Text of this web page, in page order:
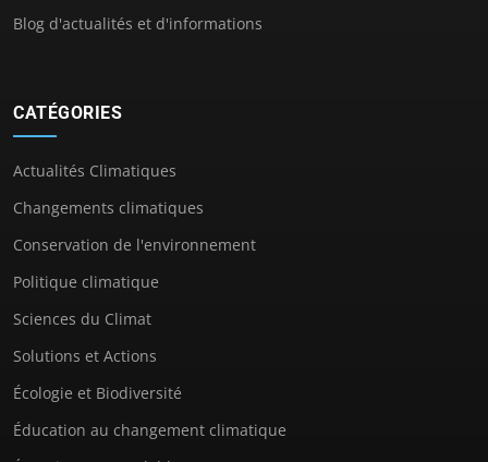
Blog d'actualités et d'informations
CATÉGORIES
Actualités Climatiques
Changements climatiques
Conservation de l'environnement
Politique climatique
Sciences du Climat
Solutions et Actions
Écologie et Biodiversité
Éducation au changement climatique